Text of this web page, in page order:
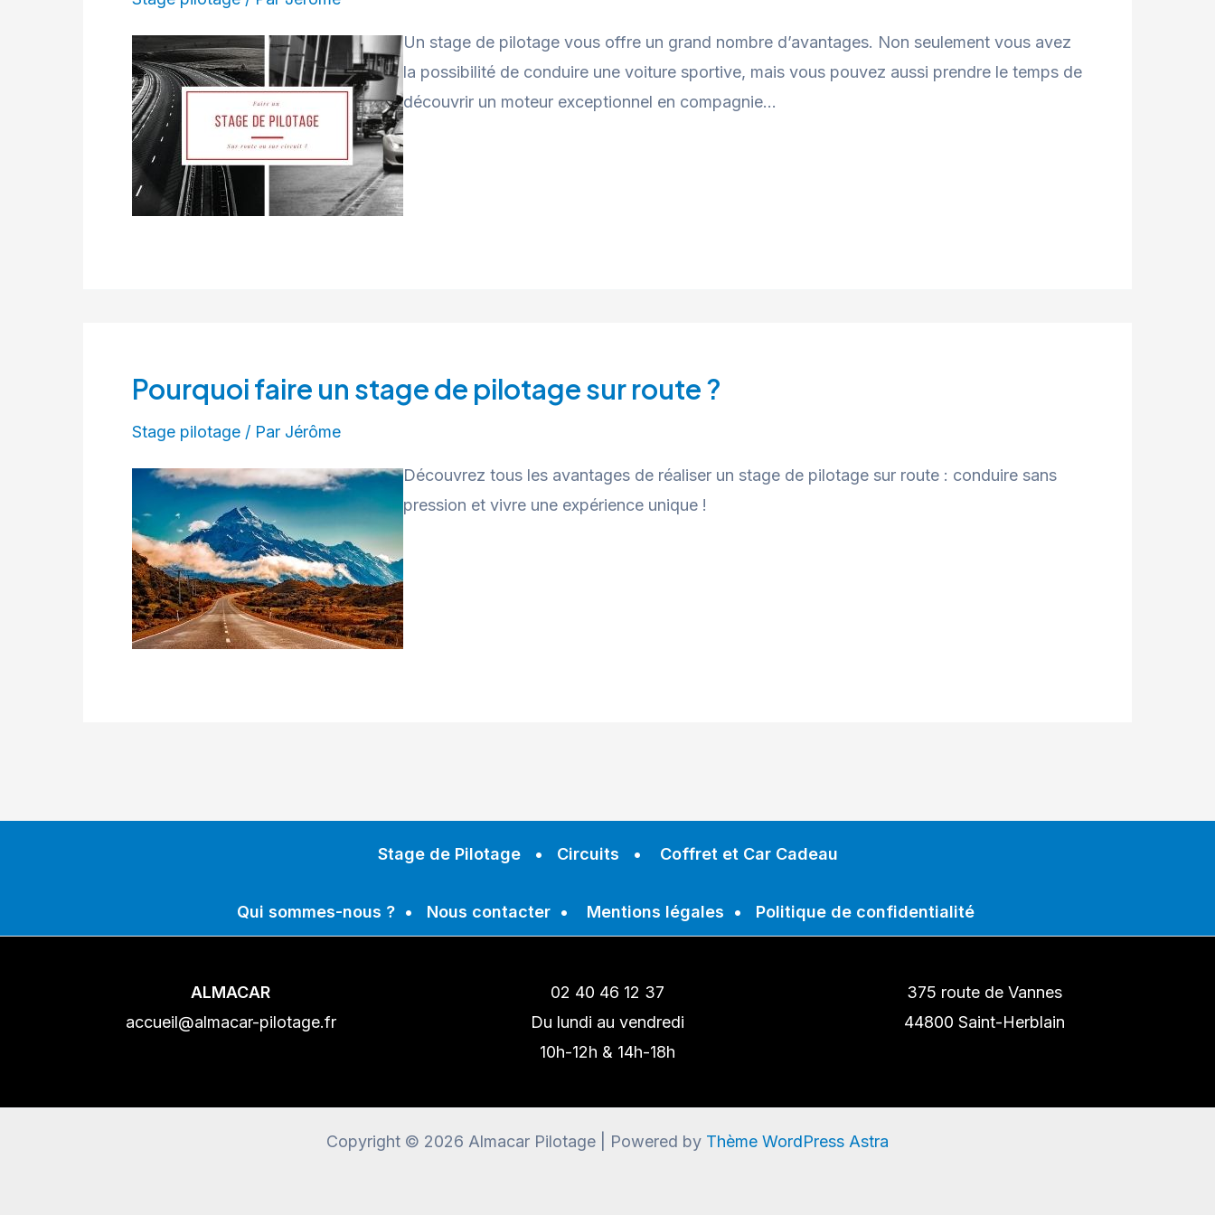
Un stage de pilotage vous offre un grand nombre d’avantages. Non seulement vous avez
la possibilité de conduire une voiture sportive, mais vous pouvez aussi prendre le temps de
découvrir un moteur exceptionnel en compagnie…
Pourquoi faire un stage de pilotage sur route ?
Stage pilotage / Par Jérôme
Découvrez tous les avantages de réaliser un stage de pilotage sur route : conduire sans
pression et vivre une expérience unique !
Stage de Pilotage• Circuits • Coffret et Car Cadeau
Qui sommes-nous ?• Nous contacter• Mentions légales • Politique de confidentialité
ALMACAR
accueil@almacar-pilotage.fr
02 40 46 12 37
Du lundi au vendredi
10h-12h & 14h-18h
375 route de Vannes
44800 Saint-Herblain
Copyright © 2026 Almacar Pilotage | Powered by Thème WordPress Astra